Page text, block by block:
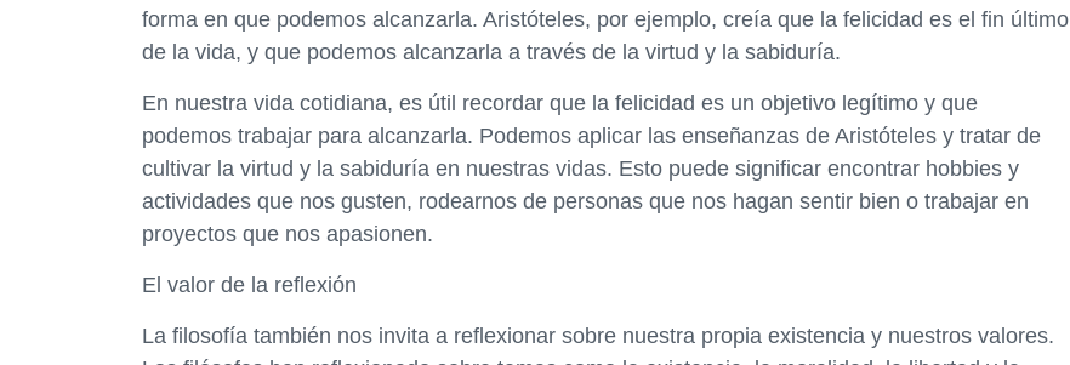
forma en que podemos alcanzarla. Aristóteles, por ejemplo, creía que la felicidad es el fin último
de la vida, y que podemos alcanzarla a través de la virtud y la sabiduría.
En nuestra vida cotidiana, es útil recordar que la felicidad es un objetivo legítimo y que
podemos trabajar para alcanzarla. Podemos aplicar las enseñanzas de Aristóteles y tratar de
cultivar la virtud y la sabiduría en nuestras vidas. Esto puede significar encontrar hobbies y
actividades que nos gusten, rodearnos de personas que nos hagan sentir bien o trabajar en
proyectos que nos apasionen.
El valor de la reflexión
La filosofía también nos invita a reflexionar sobre nuestra propia existencia y nuestros valores.